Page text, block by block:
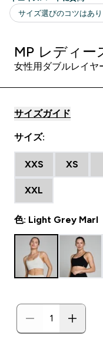
MP レディー
女性用ダブルレイヤ
サイズガイド
サイズ:
XXS XS
XXL
色: Light Grey Marl